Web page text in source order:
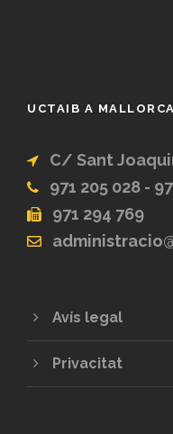
UCTAIB A MALLORCA
C/ Sant
971 205 028 -
971 294 769
Avís legal
Privacitat